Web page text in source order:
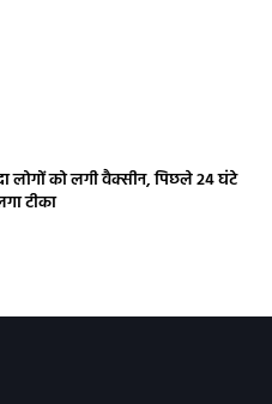
लोगों को लगी वैक्सीन, पिछले 24 घंटे
टीका